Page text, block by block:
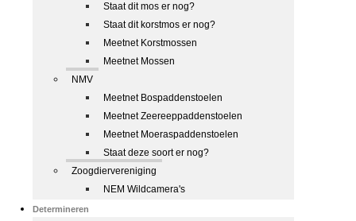
Staat dit mos er nog?
Staat dit korstmos er nog?
Meetnet Korstmossen
Meetnet Mossen
NMV
Meetnet Bospaddenstoelen
Meetnet Zeereeppaddenstoelen
Meetnet Moeraspaddenstoelen
Staat deze soort er nog?
Zoogdiervereniging
NEM Wildcamera's
Determineren